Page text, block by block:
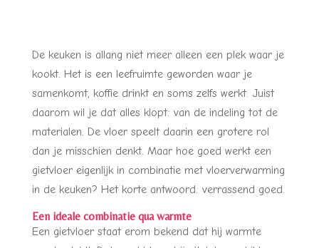
De keuken is allang niet meer alleen een plek waar je
kookt. Het is een leefruimte geworden waar je
samenkomt, koffie drinkt en soms zelfs werkt. Juist
daarom wil je dat alles klopt: van de indeling tot de
materialen. De vloer speelt daarin een grotere rol
dan je misschien denkt. Maar hoe goed werkt een
gietvloer eigenlijk in combinatie met vloerverwarming
in de keuken? Het korte antwoord: verrassend goed.
Een ideale combinatie qua warmte
Een gietvloer staat erom bekend dat hij warmte